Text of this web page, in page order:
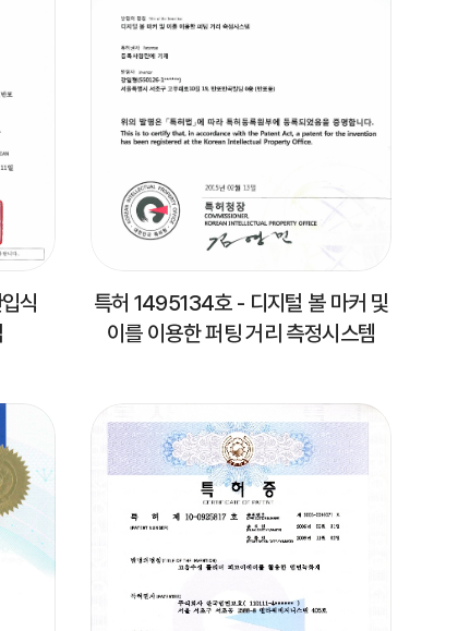
식
특허 1495134호 - 디지털 볼 마커 및
이를 이용한 퍼팅 거리 측정시스템